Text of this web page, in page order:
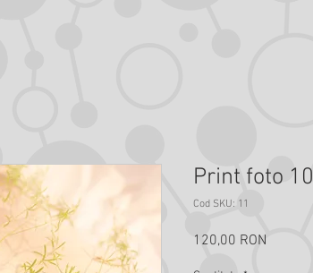
Print foto
Cod SKU: 11
120,00 RON